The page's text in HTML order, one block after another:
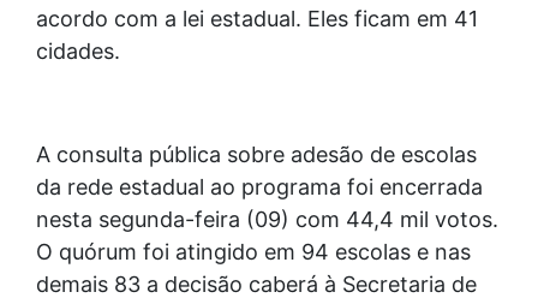
acordo com a lei estadual. Eles ficam em 41
cidades.
A consulta pública sobre adesão de escolas
da rede estadual ao programa foi encerrada
nesta segunda-feira (09) com 44,4 mil votos.
O quórum foi atingido em 94 escolas e nas
demais 83 a decisão caberá à Secretaria de